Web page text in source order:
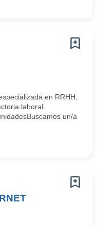
en RRHH,
laboral.
un/a